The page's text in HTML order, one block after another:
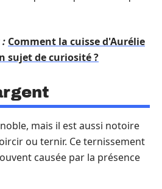
: Comment la cuisse d'Aurélie
sujet de curiosité ?
mais il est aussi notoire
ou ternir. Ce ternissement
causée par la présence